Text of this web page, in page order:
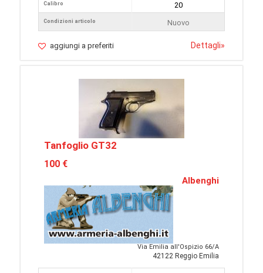
Calibro
Condizioni articolo
20
Nuovo
aggiungi a preferiti Dettagli»
Tanfoglio GT32
100 €
Albenghi
Via Emilia all'Ospizio 66/A
42122 Reggio Emilia